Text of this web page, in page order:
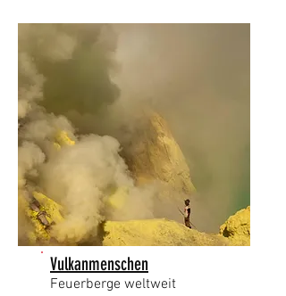
Vulkanmenschen
Feuerberge weltweit